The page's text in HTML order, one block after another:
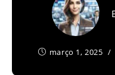
março 1, 2025